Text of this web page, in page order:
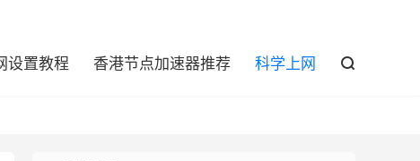
设置教程 香港节点加速器推荐 科学上网 